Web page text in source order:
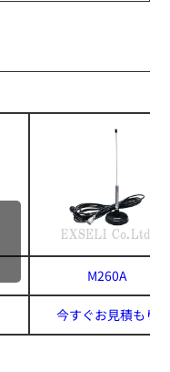
M260A
今すぐお見積もり